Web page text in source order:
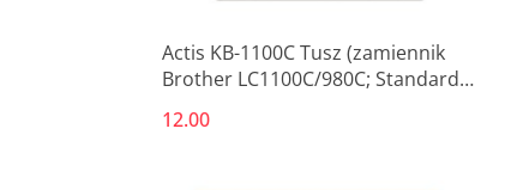
Actis KB-1100C Tusz (zamiennik
Brother LC1100C/980C; Standard;
12.00